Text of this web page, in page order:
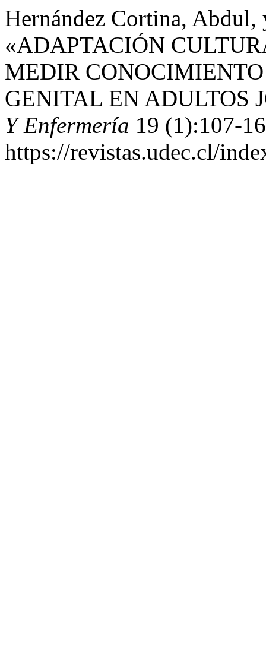
Hernández Cortina,
«ADAPTACIÓN
MEDIR
GENITAL EN ADULTOS
Y Enfermería 19 (1):107-
https://revistas.udec.cl/